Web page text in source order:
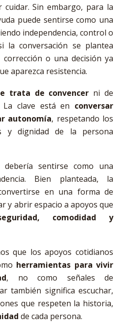
cuidar. Sin embargo, para la
puede sentirse como una
independencia, control o
la conversación se plantea
o una decisión ya
aparezca resistencia.
trata de convencer ni de
La clave está en conversar
autonomía, respetando los
y dignidad de la persona
sentirse como una
Bien planteada, la
en una forma de
y abrir espacio a apoyos que
comodidad y
que los apoyos cotidianos
herramientas para vivir
, no como señales de
también significa escuchar,
que respeten la historia,
de cada persona.